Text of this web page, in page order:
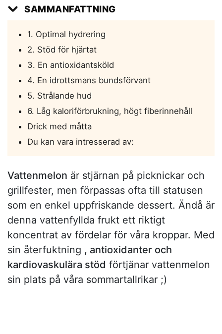
SAMMANFATTNING
1. Optimal hydrering
2. Stöd för hjärtat
3. En antioxidantsköld
4. En idrottsmans bundsförvant
5. Strålande hud
6. Låg kaloriförbrukning, högt fiberinnehåll
Drick med måtta
Du kan vara intresserad av:
Vattenmelon är stjärnan på picknickar och
grillfester, men förpassas ofta till statusen
som en enkel uppfriskande dessert. Ändå är
denna vattenfyllda frukt ett riktigt
koncentrat av fördelar för våra kroppar. Med
sin återfuktning , antioxidanter och
kardiovaskulära stöd förtjänar vattenmelon
sin plats på våra sommartallrikar ;)